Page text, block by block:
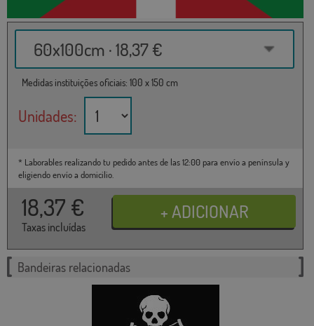
60x100cm · 18,37 €
Medidas instituições oficiais: 100 x 150 cm
Unidades:
* Laborables realizando tu pedido antes de las 12:00 para envío a península y
eligiendo envío a domicilio.
18,37 €
Taxas incluídas
Bandeiras relacionadas